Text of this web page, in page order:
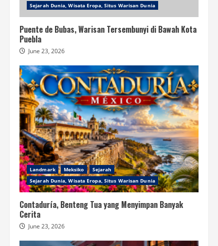
Sejarah Dunia, Wisata Eropa, Situs Warisan Dunia
Puente de Bubas, Warisan Tersembunyi di Bawah Kota
Puebla
June 23, 2026
Landmark Meksiko
Sejarah
Sejarah Dunia, Wisata Eropa, Situs Warisan Dunia
Contaduría, Benteng Tua yang Menyimpan Banyak
Cerita
June 23, 2026